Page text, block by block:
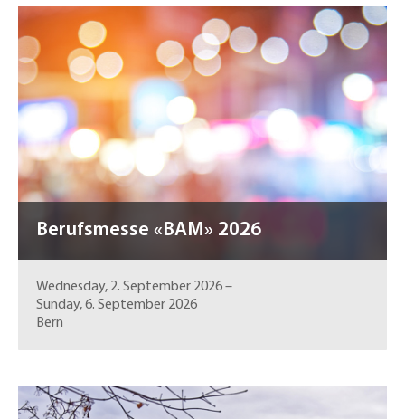
Berufsmesse «BAM» 2026
Wednesday, 2. September 2026–
Sunday, 6. September 2026
Bern